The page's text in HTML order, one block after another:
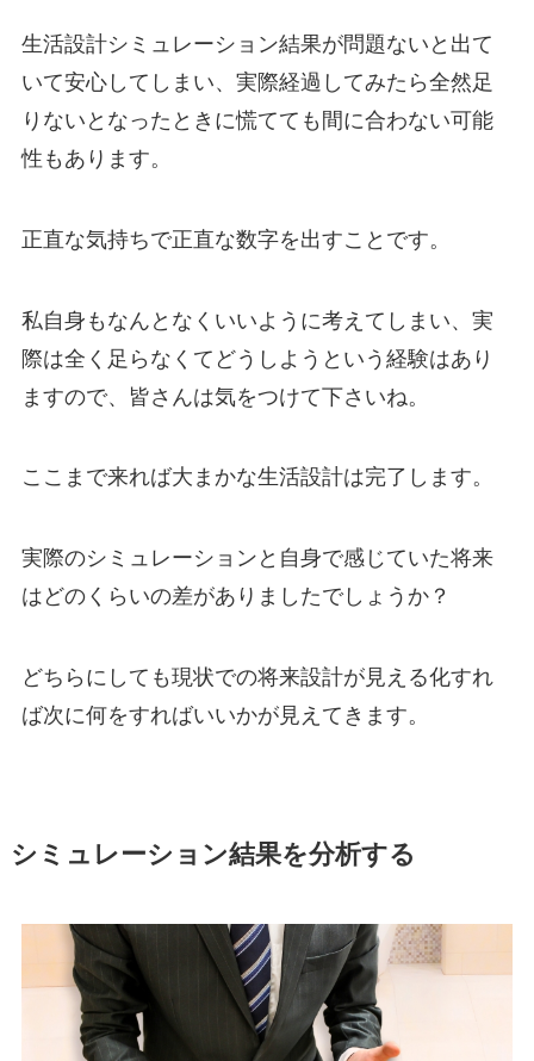
生活設計シミュレーション結果が問題ないと出て
いて安心してしまい、実際経過してみたら全然足
りないとなったときに慌てても間に合わない可能
性もあります。
正直な気持ちで正直な数字を出すことです。
私自身もなんとなくいいように考えてしまい、実
際は全く足らなくてどうしようという経験はあり
ますので、皆さんは気をつけて下さいね。
ここまで来れば大まかな生活設計は完了します。
実際のシミュレーションと自身で感じていた将来
はどのくらいの差がありましたでしょうか？
どちらにしても現状での将来設計が見える化すれ
ば次に何をすればいいかが見えてきます。
シミュレーション結果を分析する